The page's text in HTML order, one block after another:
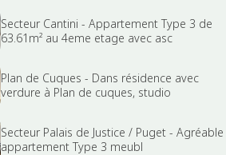
Secteur Cantini - Appartement Type 3 de
63.61m² au 4eme etage avec asc
Plan de Cuques - Dans résidence avec
verdure à Plan de cuques, studio
Secteur Palais de Justice / Puget - Agréable
appartement Type 3 meubl